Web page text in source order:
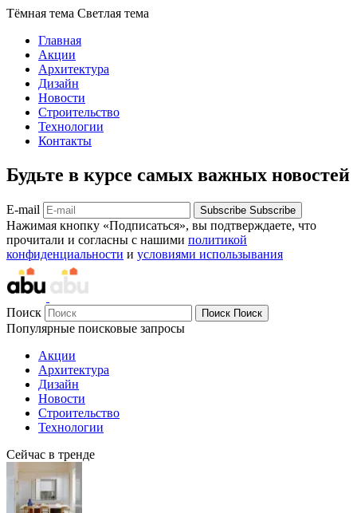
Тёмная тема Светлая тема
Главная
Акции
Архитектура
Дизайн
Новости
Строительство
Технологии
Контакты
Будьте в курсе самых важных новостей
E-mail Subscribe Subscribe
Нажимая кнопку «Подписаться», вы подтверждаете, что
прочитали и согласны с нашими политикой
конфиденциальности и условиями использывания
Поиск Поиск Поиск
Популярные поисковые запросы
Акции
Архитектура
Дизайн
Новости
Строительство
Технологии
Сейчас в тренде